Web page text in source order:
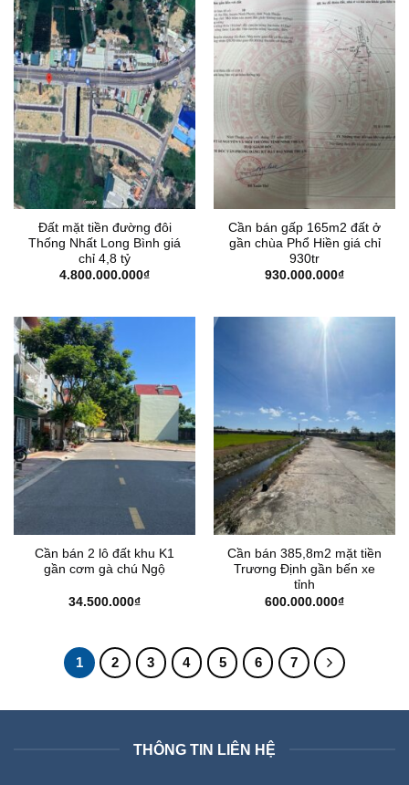
Đất mặt tiền đường đôi
Thống Nhất Long Bình giá
chỉ 4,8 tỷ
4.800.000.000₫
Cần bán gấp 165m2 đất ở
gần chùa Phổ Hiền giá chỉ
930tr
930.000.000₫
Cần bán 2 lô đất khu K1
gần cơm gà chú Ngộ
34.500.000₫
Cần bán 385,8m2 mặt tiền
Trương Định gần bến xe
tỉnh
600.000.000₫
1 2 3 4 5 6 7
THÔNG TIN LIÊN HỆ